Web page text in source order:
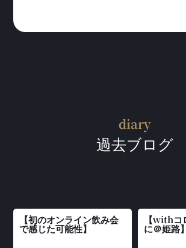
diary
過去ブログ
【初のオンライン飲み会
で感じた可能性】
【withコ
に＠姫路】